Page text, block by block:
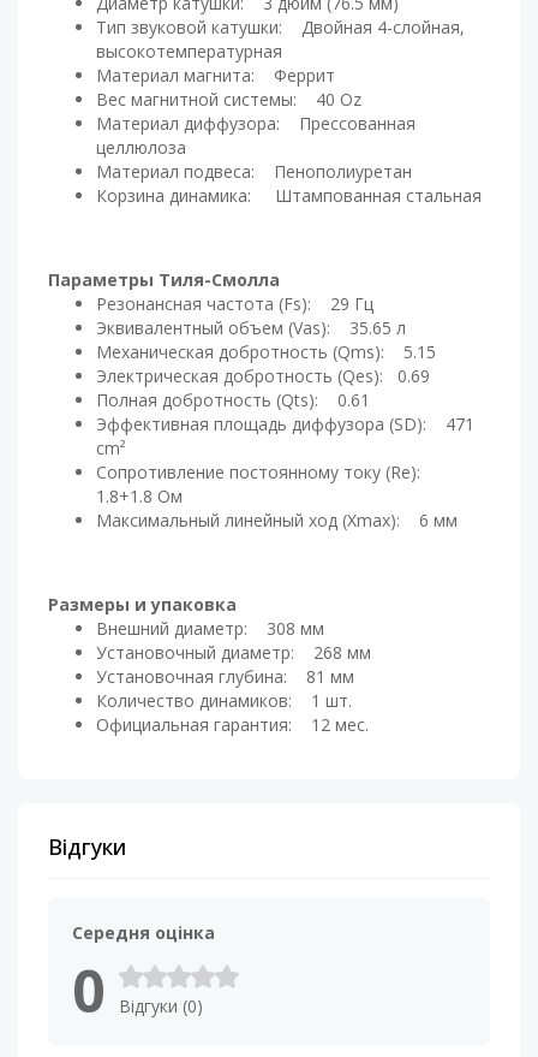
Тип звуковой катушки: Двойная 4-слойная,
высокотемпературная
Материал магнита: Феррит
Вес магнитной системы: 40 Oz
Материал диффузора: Прессованная
целлюлоза
Материал подвеса: Пенополиуретан
Корзина динамика: Штампованная стальная
Параметры Тиля-Смолла
Резонансная частота (Fs): 29 Гц
Эквивалентный объем (Vas): 35.65 л
Механическая добротность (Qms): 5.15
Электрическая добротность (Qes): 0.69
Полная добротность (Qts): 0.61
Эффективная площадь диффузора (SD): 471
cm²
Сопротивление постоянному току (Re):
1.8+1.8 Ом
Максимальный линейный ход (Xmax): 6 мм
Размеры и упаковка
Внешний диаметр: 308 мм
Установочный диаметр: 268 мм
Установочная глубина: 81 мм
Количество динамиков: 1 шт.
Официальная гарантия: 12 мес.
Відгуки
Середня оцінка
0 Відгуки (0)